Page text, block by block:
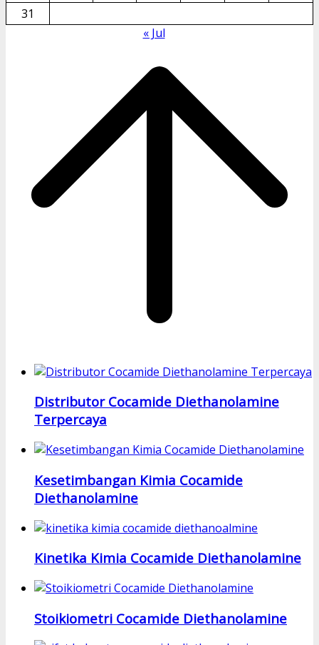
31
« Jul
Distributor Cocamide Diethanolamine
Terpercaya
Kesetimbangan Kimia Cocamide
Diethanolamine
Kinetika Kimia Cocamide Diethanolamine
Stoikiometri Cocamide Diethanolamine